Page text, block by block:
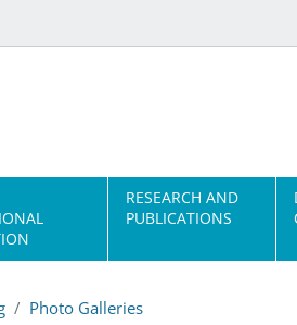
RESEARCH AND
PUBLICATIONS
Photo Galleries